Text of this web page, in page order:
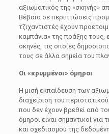
αξιωματικός της «σκηνής»
Βέβαια σε περιπτώσεις
τζιχαντιστές έχουν
καμπάνια» της πράξης τους,
σκηνές, τις οποίες
τους σε άλλα σημεία του
Οι «κρυμμένοι» όμηροι
Η μισή εκπαίδευση των
διαχείριση του
που δεν έχουν βρεθεί από
όμηροι είναι σημαντικοί για
και σχεδιασμού της